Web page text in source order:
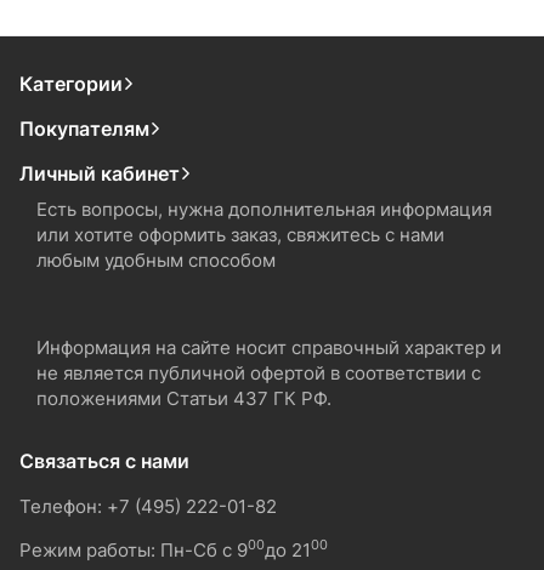
Категории
Покупателям
Личный кабинет
Есть вопросы, нужна дополнительная информация
или хотите оформить заказ, свяжитесь с нами
любым удобным способом
Информация на сайте носит справочный характер и
не является публичной офертой в соответствии с
положениями Статьи 437 ГК РФ.
Связаться с нами
Телефон: +7 (495) 222-01-82
Режим работы: Пн-Сб с 900до 2100